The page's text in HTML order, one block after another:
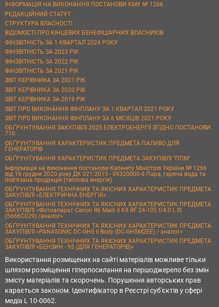
ІНФОРМАЦІЯ НА ВИКОНАННЯ ПОСТАНОВИ КМУ № 1266
РЕДАКЦІЙНИЙ СТАТУТ
СТРУКТУРА ВЛАСНОСТІ
ВІДОМОСТІ ПРО КІНЦЕВИХ БЕНЕФІЦІАРНИХ ВЛАСНИКІВ
ФІНЗВІТНІСТЬ ЗА 1 КВАРТАЛ 2024 РОКУ
ФІНЗВІТНІСТЬ ЗА 2023 РІК
ФІНЗВІТНІСТЬ ЗА 2022 РІК
ФІНЗВІТНІСТЬ ЗА 2021 РІК
ЗВІТ КЕРІВНИКА ЗА 2021 РІК
ЗВІТ КЕРІВНИКА ЗА 2020 РІК
ЗВІТ КЕРІВНИКА ЗА 2019 РІК
ЗВІТ ПРО ВИКОНАННЯ ФІНПЛАНУ ЗА 1 КВАРТАЛ 2021 РОКУ
ЗВІТ ПРО ВИКОНАННЯ ФІНПЛАНУ ЗА 6 МІСЯЦІВ 2021 РОКУ
ОБҐРУНТУВАННЯ ЗАКУПІВЛІ 2025 ЕЛЕКТРОЕНЕРГІЇ ЗГІДНО ПОСТАНОВИ
710
ОБҐРУНТУВАННЯ ХАРАКТЕРИСТИК ПРЕДМЕТА ПАЛИВО ДЛЯ
ГЕНЕРАТОРІВ
ОБҐРУНТУВАННЯ ХАРАКТЕРИСТИК ПРЕДМЕТА ЗАКУПІВЛІ "ППМ"
Інформація на виконання постанови Кабінету Міністрів України № 1266
від 16 грудня 2020 року ДК 021:2015 - 09320000-8 Пара, гаряча вода та
пов’язана продукція (теплова енергія)
ОБҐРУНТУВАННЯ ТЕХНІЧНИХ ТА ЯКІСНИХ ХАРАКТЕРИСТИК ПРЕДМЕТА
ЗАКУПІВЛІ «ЕЛЕКТРИЧНА ЕНЕРГІЯ»
ОБҐРУНТУВАННЯ ТЕХНІЧНИХ ТА ЯКІСНИХ ХАРАКТЕРИСТИК ПРЕДМЕТА
ЗАКУПІВЛІ «Фотоапарат Canon R6 Mark II Kit RF 24-105 f/4.0 L IS
(5666C029) /аналог»
ОБҐРУНТУВАННЯ ТЕХНІЧНИХ ТА ЯКІСНИХ ХАРАКТЕРИСТИК ПРЕДМЕТА
ЗАКУПІВЛІ «PANASONIC DC-GH5 II Body (DC-GH5M2EE) / аналог»
ОБҐРУНТУВАННЯ ТЕХНІЧНИХ ТА ЯКІСНИХ ХАРАКТЕРИСТИК ПРЕДМЕТА
ЗАКУПІВЛІ «БЕНЗИН - 95 (ДЛЯ ГЕНЕРАТОРІВ)»
Використання розміщених на сайті матеріалів можливе тільки
шляхом розміщення гіперпосилання на першоджерело без змін
змісту матеріалів та скорочень. Порушення авторських прав
карається законом. Ідентифікатор в Реєстрі суб'єктів у сфері
медіа L 10-0062.